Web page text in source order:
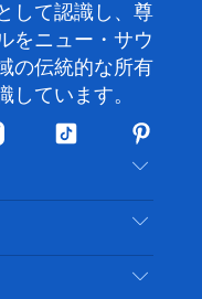
して認識し、尊
をニュー・サウ
の伝統的な所有
しています。
テ
ッ
ト
ピ
ン
タ
レ
ス
ト